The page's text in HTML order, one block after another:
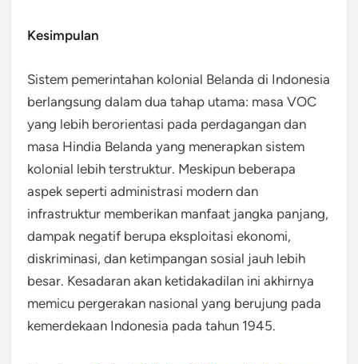
Kesimpulan
Sistem pemerintahan kolonial Belanda di Indonesia
berlangsung dalam dua tahap utama: masa VOC
yang lebih berorientasi pada perdagangan dan
masa Hindia Belanda yang menerapkan sistem
kolonial lebih terstruktur. Meskipun beberapa
aspek seperti administrasi modern dan
infrastruktur memberikan manfaat jangka panjang,
dampak negatif berupa eksploitasi ekonomi,
diskriminasi, dan ketimpangan sosial jauh lebih
besar. Kesadaran akan ketidakadilan ini akhirnya
memicu pergerakan nasional yang berujung pada
kemerdekaan Indonesia pada tahun 1945.